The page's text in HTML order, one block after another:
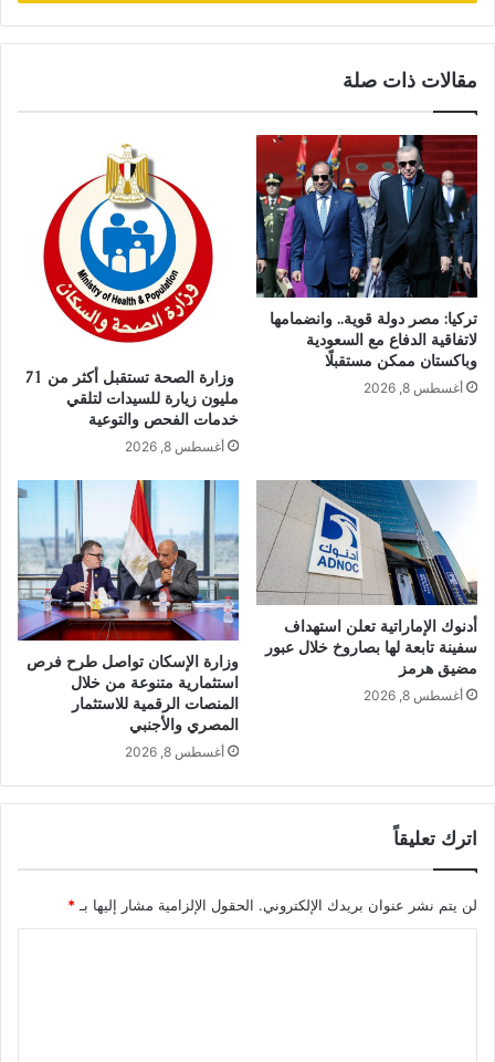
مقالات ذات صلة
تركيا: مصر دولة قوية.. وانضمامها
لاتفاقية الدفاع مع السعودية
وباكستان ممكن مستقبلًا
أغسطس 8, 2026
وزارة الصحة تستقبل أكثر من 71
مليون زيارة للسيدات لتلقي
خدمات الفحص والتوعية
أغسطس 8, 2026
أدنوك الإماراتية تعلن استهداف
سفينة تابعة لها بصاروخ خلال عبور
مضيق هرمز
أغسطس 8, 2026
وزارة الإسكان تواصل طرح فرص
استثمارية متنوعة من خلال
المنصات الرقمية للاستثمار
المصري والأجنبي
أغسطس 8, 2026
اترك تعليقاً
لن يتم نشر عنوان بريدك الإلكتروني. الحقول الإلزامية مشار إليها بـ *